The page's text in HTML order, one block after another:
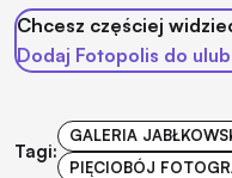
Chcesz częściej
Dodaj Fotopolis do
Tagi:
GALERIA
PIĘCIOBÓJ